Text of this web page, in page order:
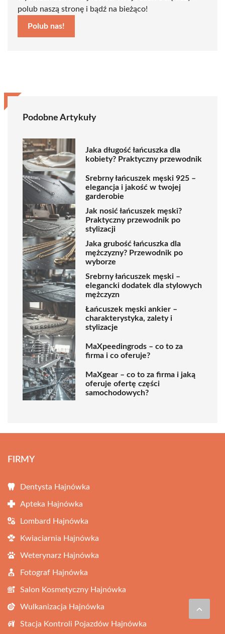
polub naszą stronę i bądź na bieżąco!
Polub nas!
Podobne Artykuły
Jaka długość łańcuszka dla
kobiety? Praktyczny przewodnik
Srebrny łańcuszek męski 925 –
elegancja i jakość w twojej
garderobie
Jak nosić łańcuszek męski?
Praktyczny przewodnik po
stylizacji
Jaka grubość łańcuszka dla
mężczyzny? Przewodnik po
wyborze
Srebrny łańcuszek męski –
elegancki dodatek dla stylowych
mężczyzn
Łańcuszek męski ankier –
charakterystyka, zalety i
stylizacje
MaXpeedingrods – co to za
firma i co oferuje?
MaXgear – co to za firma i jaką
oferuje ofertę części
samochodowych?
FIRMY
Dentysta Hajnówka
Apteka Hajnówka
Lombard Hajnówka
Kwiaciarnia Hajnówka
Weterynarz Hajnówka
Fotograf Hajnówka
Salon Kosmetyczny Hajnówka
Wulkanizacja Hajnówka
Stacja Kontroli Pojazdów Hajnówka